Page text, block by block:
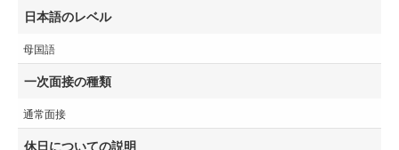
日本語のレベル
母国語
一次面接の種類
通常面接
休日についての説明